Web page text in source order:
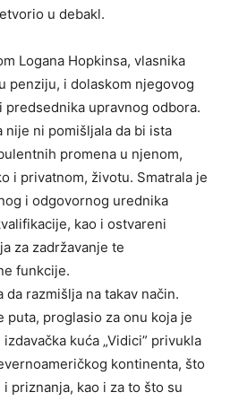
u debakl.
Logana Hopkinsa, vlasnika
penziju, i dolaskom njegovog
predsednika upravnog odbora.
nije ni pomišljala da bi ista
promena u njenom,
i privatnom, životu. Smatrala je
i odgovornog urednika
kao i ostvareni
za zadržavanje te
funkcije.
razmišlja na takav način.
puta, proglasio za onu koja je
kuća „Vidici” privukla
kontinenta, što
priznanja, kao i za to što su